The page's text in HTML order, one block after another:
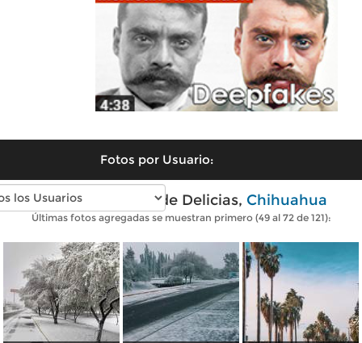
Fotos por Usuario:
Fotos modernas de Delicias, Chihuahua
Últimas fotos agregadas se muestran primero (49 al 72 de 121):